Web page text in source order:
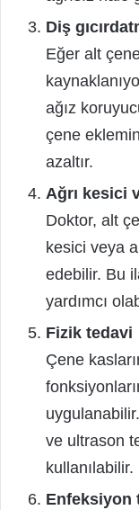
Diş
Eğer alt
ağız
çene
azaltır.
Ağrı kesici
Doktor, alt
kesici veya
edebilir. Bu
yardımcı
Fizik tedavi
Çene
ve ultrason
kullanılabilir.
Enfeksiyon